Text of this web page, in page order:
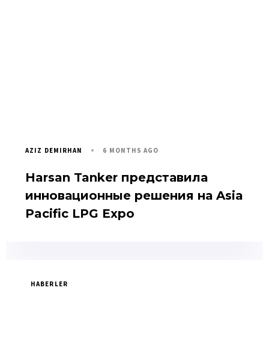
AZIZ DEMIRHAN 6 MONTHS AGO
Harsan Tanker представила
инновационные решения на Asia
Pacific LPG Expo
HABERLER